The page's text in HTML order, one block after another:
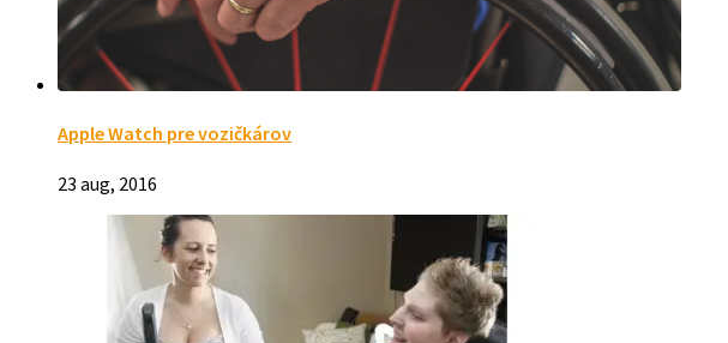
Apple Watch pre vozičkárov
23 aug, 2016